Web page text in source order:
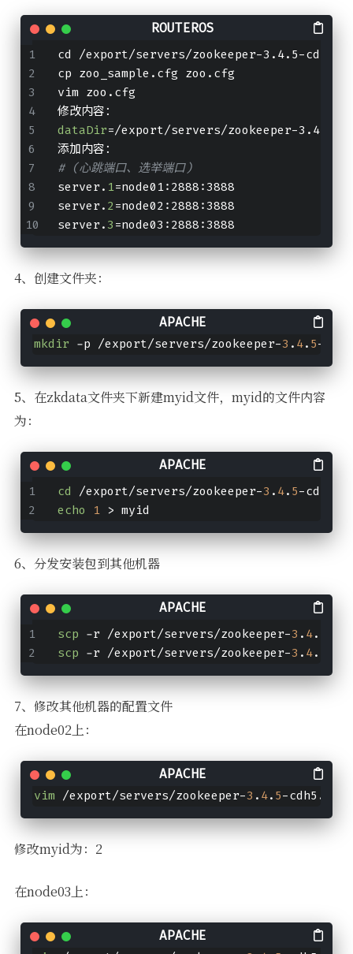
cd /export/servers/zookeeper-3.4.5-
cp zoo_sample.cfg zoo.cfg
vim zoo.cfg
修改内容：
dataDir=/export/servers/zookeeper-3.4.5-
添加内容：
# (心跳端口、选举端口)
server. 1=node01:2888:3888
server. 2=node02:2888:3888
server.3 =node03:2888:3888
4、创建文件夹：
mkdir -p /export/servers/zookeeper-3 . 4. 5-
5、在zkdata文件夹下新建myid文件，myid的文件内容
为：
cd /export/servers/zookeeper-3 . 4. 5-cdh5.
echo
1 > myid
6、分发安装包到其他机器
scp -r /export/servers/zookeeper-3 . 4.
scp -r /export/servers/zookeeper-3 . 4.
7、修改其他机器的配置文件
在node02上：
vim /export/servers/zookeeper-3 . 4. 5-cdh5.
修改myid为：2
在node03上：